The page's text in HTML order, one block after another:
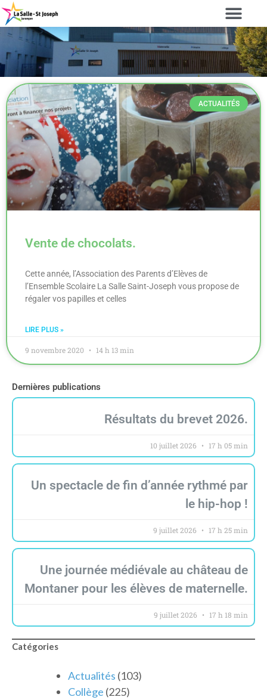
ACTUALITÉS
Vente de chocolats.
Cette année, l’Association des Parents d’Elèves de
l’Ensemble Scolaire La Salle Saint-Joseph vous propose de
régaler vos papilles et celles
LIRE PLUS »
9 novembre 2020 14 h 13 min
Dernières publications
Résultats du brevet 2026.
10 juillet 2026 17 h 05 min
Un spectacle de fin d’année rythmé par
le hip-hop !
9 juillet 2026 17 h 25 min
Une journée médiévale au château de
Montaner pour les élèves de maternelle.
9 juillet 2026 17 h 18 min
Catégories
Actualités (103)
Collège (225)